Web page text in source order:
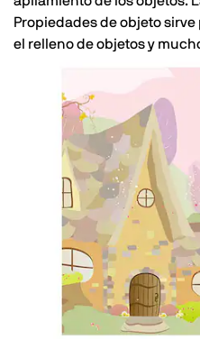
Propiedades de objeto
el relleno de objetos y